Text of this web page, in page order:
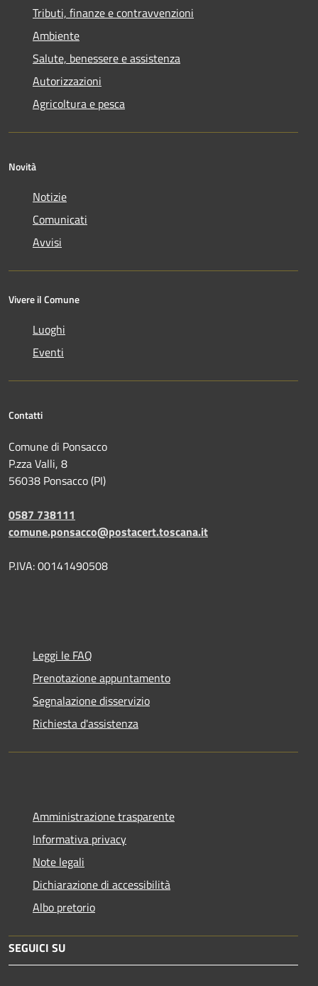
Tributi, finanze e contravvenzioni
Ambiente
Salute, benessere e assistenza
Autorizzazioni
Agricoltura e pesca
Novità
Notizie
Comunicati
Avvisi
Vivere il Comune
Luoghi
Eventi
Contatti
Comune di Ponsacco
P.zza Valli, 8
56038 Ponsacco (PI)
0587 738111
comune.ponsacco@postacert.toscana.it
P.IVA: 00141490508
Leggi le FAQ
Prenotazione appuntamento
Segnalazione disservizio
Richiesta d'assistenza
Amministrazione trasparente
Informativa privacy
Note legali
Dichiarazione di accessibilità
Albo pretorio
SEGUICI SU